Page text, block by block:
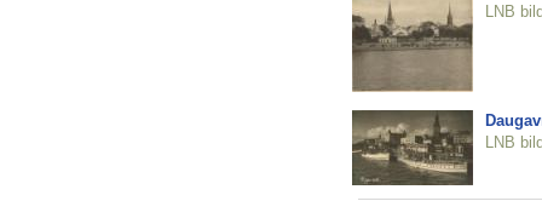
LNB
LNB